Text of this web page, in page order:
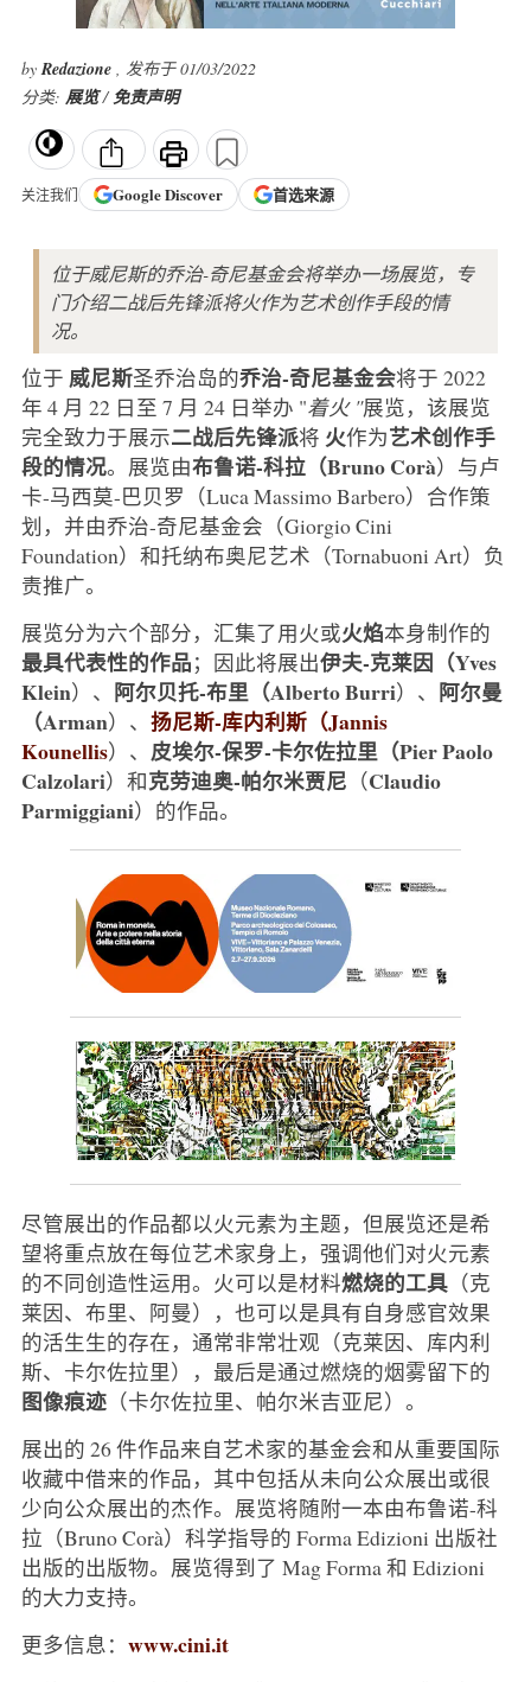
byRedazione , 发布于 01/03/2022
分类: 展览/免责声明
关注我们 GoogleDiscover 首选来源
位于威尼斯的乔治-奇尼基金会将举办一场展览，专
门介绍二战后先锋派将火作为艺术创作手段的情
况。
位于 威尼斯圣乔治岛的乔治-奇尼基金会将于 2022
年 4 月 22 日至 7 月 24 日举办 "着火 "展览，该展览
完全致力于展示二战后先锋派将 火作为艺术创作手
段的情况。展览由布鲁诺-科拉（Bruno Corà）与卢
卡-马西莫-巴贝罗（Luca Massimo Barbero）合作策
划，并由乔治-奇尼基金会（Giorgio Cini
Foundation）和托纳布奥尼艺术（Tornabuoni Art）负
责推广。
展览分为六个部分，汇集了用火或火焰本身制作的
最具代表性的作品；因此将展出伊夫-克莱因（Yves
Klein）、 阿尔贝托-布里（Alberto Burri）、 阿尔曼
（Arman）、 扬尼斯-库内利斯（Jannis
Kounellis）、 皮埃尔-保罗-卡尔佐拉里（Pier Paolo
Calzolari）和克劳迪奥-帕尔米贾尼 （Claudio
Parmiggiani）的作品。
尽管展出的作品都以火元素为主题，但展览还是希
望将重点放在每位艺术家身上，强调他们对火元素
的不同创造性运用。火可以是材料燃烧的工具（克
莱因、布里、阿曼），也可以是具有自身感官效果
的活生生的存在，通常非常壮观（克莱因、库内利
斯、卡尔佐拉里），最后是通过燃烧的烟雾留下的
图像痕迹（卡尔佐拉里、帕尔米吉亚尼）。
展出的 26 件作品来自艺术家的基金会和从重要国际
收藏中借来的作品，其中包括从未向公众展出或很
少向公众展出的杰作。展览将随附一本由布鲁诺-科
拉（Bruno Corà）科学指导的 Forma Edizioni 出版社
出版的出版物。展览得到了 Mag Forma 和 Edizioni
的大力支持。
更多信息： www.cini.it